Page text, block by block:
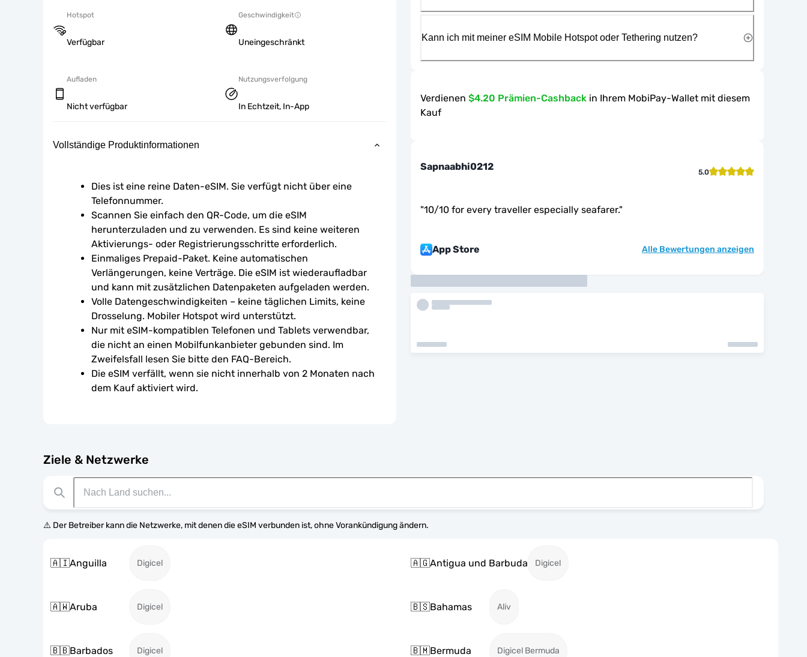
Hotspot
Verfügbar
Geschwindigkeit
Uneingeschränkt
Aufladen
Nicht verfügbar
Nutzungsverfolgung
In Echtzeit, In-App
Vollständige Produktinformationen
Dies ist eine reine Daten-eSIM. Sie verfügt nicht über eine
Telefonnummer.
Scannen Sie einfach den QR-Code, um die eSIM
herunterzuladen und zu verwenden. Es sind keine weiteren
Aktivierungs- oder Registrierungsschritte erforderlich.
Einmaliges Prepaid-Paket. Keine automatischen
Verlängerungen, keine Verträge. Die eSIM ist wiederaufladbar
und kann mit zusätzlichen Datenpaketen aufgeladen werden.
Volle Datengeschwindigkeiten – keine täglichen Limits, keine
Drosselung. Mobiler Hotspot wird unterstützt.
Nur mit eSIM-kompatiblen Telefonen und Tablets verwendbar,
die nicht an einen Mobilfunkanbieter gebunden sind. Im
Zweifelsfall lesen Sie bitte den FAQ-Bereich.
Die eSIM verfällt, wenn sie nicht innerhalb von 2 Monaten nach
dem Kauf aktiviert wird.
Ziele & Netzwerke
⚠️ Der Betreiber kann die Netzwerke, mit denen die eSIM verbunden ist, ohne Vorankündigung ändern.
🇦🇮Anguilla Digicel 🇦🇬Antigua und Barbuda Digicel
🇦🇼Aruba Digicel 🇧🇸Bahamas Aliv
🇧🇧Barbados Digicel 🇧🇲Bermuda Digicel Bermuda
Kann ich mit meiner eSIM Mobile Hotspot oder Tethering nutzen?
Verdienen $4.20 Prämien-Cashback in Ihrem MobiPay-Wallet mit diesem
Kauf
Sapnaabhi0212 5.0
"10/10 for every traveller especially seafarer."
App Store Alle Bewertungen anzeigen